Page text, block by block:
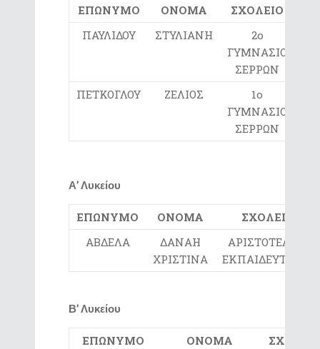
ΕΠΩΝΥΜΟ ΟΝΟΜΑ
ΣΧΟΛΕΙΟ
ΠΑΥΛΙΔΟΥ
ΣΤΥΛΙΑΝΗ
2ο
ΓΥΜΝΑΣΙΟ
ΣΕΡΡΩΝ
ΠΕΤΚΟΓΛΟΥ
ΖΕΛΙΟΣ
1ο
ΓΥΜΝΑΣΙΟ
ΣΕΡΡΩΝ
Α’ Λυκείου
ΕΠΩΝΥΜΟ ΟΝΟΜΑ
ΣΧΟΛΕΙΟ
ΑΒΔΕΛΑ
ΔΑΝΑΗ
ΧΡΙΣΤΙΝΑ
ΑΡΙΣΤΟΤΕΛΕΙΟ
ΕΚΠΑΙΔΕΥΤΗΡΙΟ
Β’ Λυκείου
ΕΠΩΝΥΜΟ ΟΝΟΜΑ